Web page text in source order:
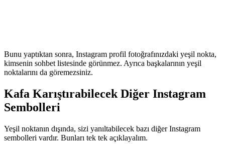
Bunu yaptıktan sonra, Instagram profil fotoğrafınızdaki yeşil nokta,
kimsenin sohbet listesinde görünmez. Ayrıca başkalarının yeşil
noktalarını da göremezsiniz.
Kafa Karıştırabilecek Diğer Instagram
Sembolleri
Yeşil noktanın dışında, sizi yanıltabilecek bazı diğer Instagram
sembolleri vardır. Bunları tek tek açıklayalım.